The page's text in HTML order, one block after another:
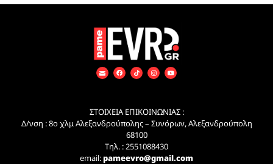
ΣΤΟΙΧΕΙΑ ΕΠΙΚΟΙΝΩΝΙΑΣ :
Δ/νση : 8ο χλμ Αλεξανδρούπολης – Συνόρων, Αλεξανδρούπολη
68100
Τηλ. : 2551088430
email:pameevro@gmail.com